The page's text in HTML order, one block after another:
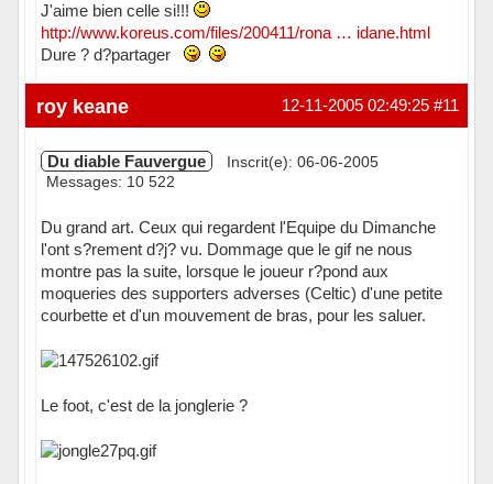
J'aime bien celle si!!!
http://www.koreus.com/files/200411/rona … idane.html
Dure ? d?partager
Hors ligne #11
12-11-2005 02:49:25
roy keane
Du diable Fauvergue
Inscrit(e): 06-06-2005
Messages: 10 522
Du grand art. Ceux qui regardent l'Equipe du Dimanche
l'ont s?rement d?j? vu. Dommage que le gif ne nous
montre pas la suite, lorsque le joueur r?pond aux
moqueries des supporters adverses (Celtic) d'une petite
courbette et d'un mouvement de bras, pour les saluer.
Le foot, c'est de la jonglerie ?